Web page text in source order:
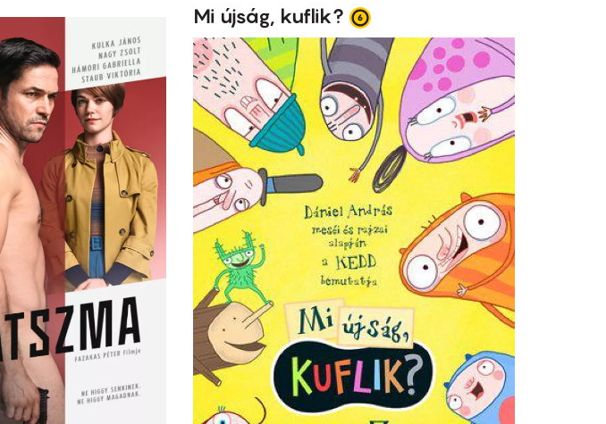
Mi újság, kuflik?